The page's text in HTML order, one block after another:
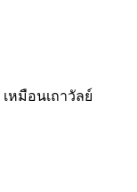
หมือนเถาวัลย์